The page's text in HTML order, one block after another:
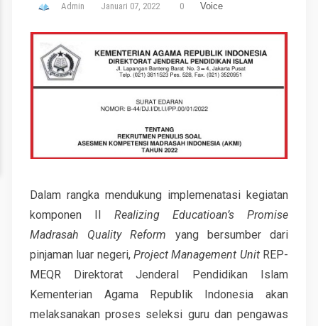
Admin Januari 07, 2022 0 Voice
Dalam rangka mendukung implemenatasi kegiatan
komponen II Realizing Educatioan’s Promise
Madrasah Quality Reform yang bersumber dari
pinjaman luar negeri, Project Management UnitREP-
MEQR Direktorat Jenderal Pendidikan Islam
Kementerian Agama Republik Indonesia akan
melaksanakan proses seleksi guru dan pengawas